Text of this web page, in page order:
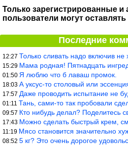
Только зарегистрированные и
пользователи могут
Последние
12:27 Только сливать надо включив не
15:29 Мама родная! Пятнадцать
01:50 Я люблю что б лаваш промок.
18:03 А уксус-то столовый или
17:57 Даже проводить испытание не буду —
01:11 Тань, сами-то так пробовали
09:57 Кто нибудь делал? Поделитесь
17:43 Можно сделать быстрый крем, смешав
11:19 Мясо становится значительно хуже,
08:52 5 кг? Это очень дорогое